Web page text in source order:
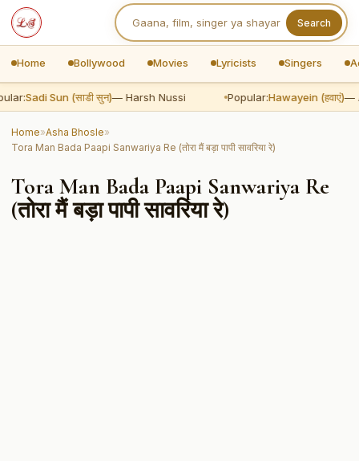
Search
Home Bollywood Movies Lyricists Singers
Sadi Sun (साडी सुन)— Harsh Nussi Popular:Hawayein (हवाएं)—
Home»Asha Bhosle»
Tora Man Bada Paapi Sanwariya Re (तोरा मैं बड़ा पापी सावरिया रे)
Tora Man Bada Paapi Sanwariya Re
(तोरा मैं बड़ा पापी सावरिया रे)